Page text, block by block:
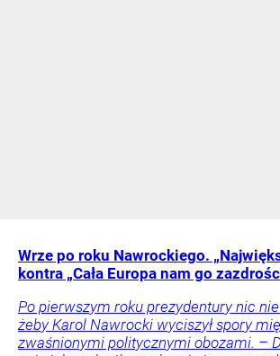
Wrze po roku Nawrockiego.
kontra „Cała Europa nam go
Po pierwszym roku prezydentury nic
żeby Karol Nawrocki wyciszył spory
zwaśnionymi politycznymi obozami. –